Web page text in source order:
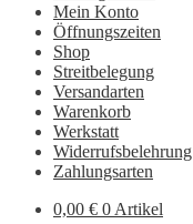
Mein Konto
Öffnungszeiten
Shop
Streitbelegung
Versandarten
Warenkorb
Werkstatt
Widerrufsbelehrung
Zahlungsarten
0,00 € 0 Artikel